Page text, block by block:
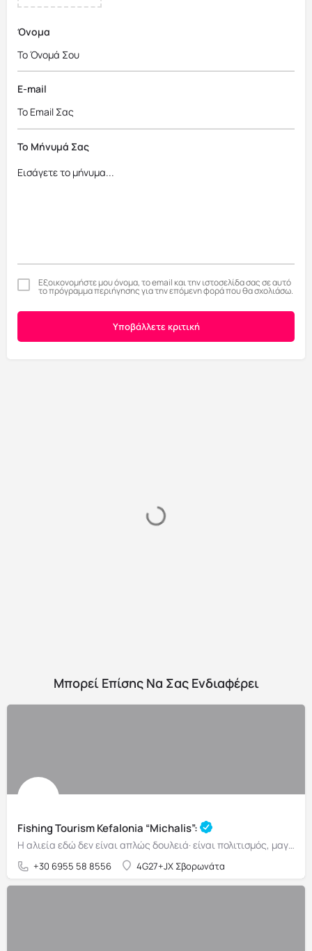
Όνομα
E-mail
Το Μήνυμά Σας
Εξοικονομήστε μου όνομα, το email και την ιστοσελίδα σας σε αυτό
το πρόγραμμα περιήγησης για την επόμενη φορά που θα σχολιάσω.
Υποβάλλετε κριτική
Μπορεί Επίσης Να Σας Ενδιαφέρει
Fishing Tourism Kefalonia “Michalis”:
Η αλιεία εδώ δεν είναι απλώς δουλειά· είναι πολιτισμός, μαγειρική, ναυτοσύνη
+30 6955 58 8556 4G27+JX Σβορωνάτα